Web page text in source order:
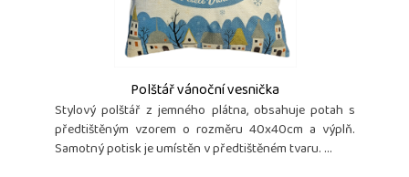
Polštář vánoční vesnička
Stylový polštář z jemného plátna, obsahuje potah s
předtištěným vzorem o rozměru 40x40cm a výplň.
Samotný potisk je umístěn v předtištěném tvaru. ...